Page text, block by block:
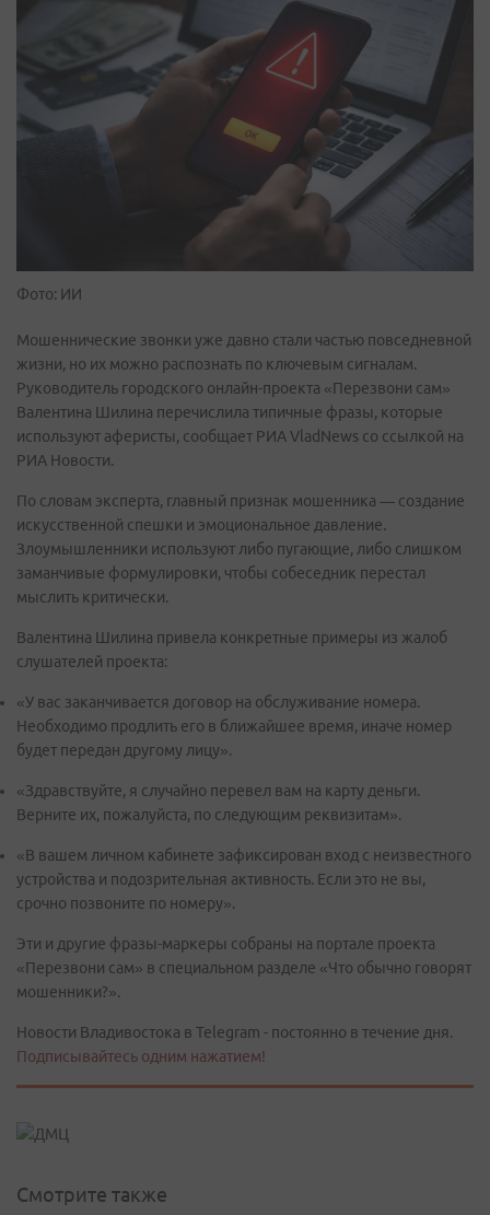
Фото: ИИ
Мошеннические звонки уже давно стали частью повседневной
жизни, но их можно распознать по ключевым сигналам.
Руководитель городского онлайн-проекта «Перезвони сам»
Валентина Шилина перечислила типичные фразы, которые
используют аферисты, сообщает РИА VladNews со ссылкой на
РИА Новости.
По словам эксперта, главный признак мошенника — создание
искусственной спешки и эмоциональное давление.
Злоумышленники используют либо пугающие, либо слишком
заманчивые формулировки, чтобы собеседник перестал
мыслить критически.
Валентина Шилина привела конкретные примеры из жалоб
слушателей проекта:
«У вас заканчивается договор на обслуживание номера.
Необходимо продлить его в ближайшее время, иначе номер
будет передан другому лицу».
«Здравствуйте, я случайно перевел вам на карту деньги.
Верните их, пожалуйста, по следующим реквизитам».
«В вашем личном кабинете зафиксирован вход с неизвестного
устройства и подозрительная активность. Если это не вы,
срочно позвоните по номеру».
Эти и другие фразы-маркеры собраны на портале проекта
«Перезвони сам» в специальном разделе «Что обычно говорят
мошенники?».
Новости Владивостока в Telegram - постоянно в течение дня.
Подписывайтесь одним нажатием!
Смотрите также